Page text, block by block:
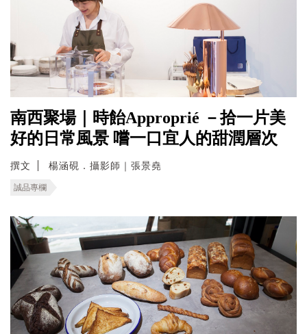
南西聚場｜時飴Approprié －拾一片美
好的日常風景 嚐一口宜人的甜潤層次
撰文 楊涵硯．攝影師｜張景堯
誠品專欄